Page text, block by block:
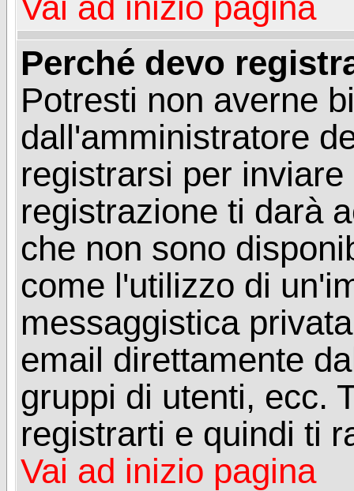
Perché devo
Potresti non averne
dall'amministratore
registrarsi per
registrazione ti darà
che non sono
come l'utilizzo di
messaggistica
email direttamente
gruppi di utenti, ecc.
registrarti e quindi ti
Vai ad inizio pagina